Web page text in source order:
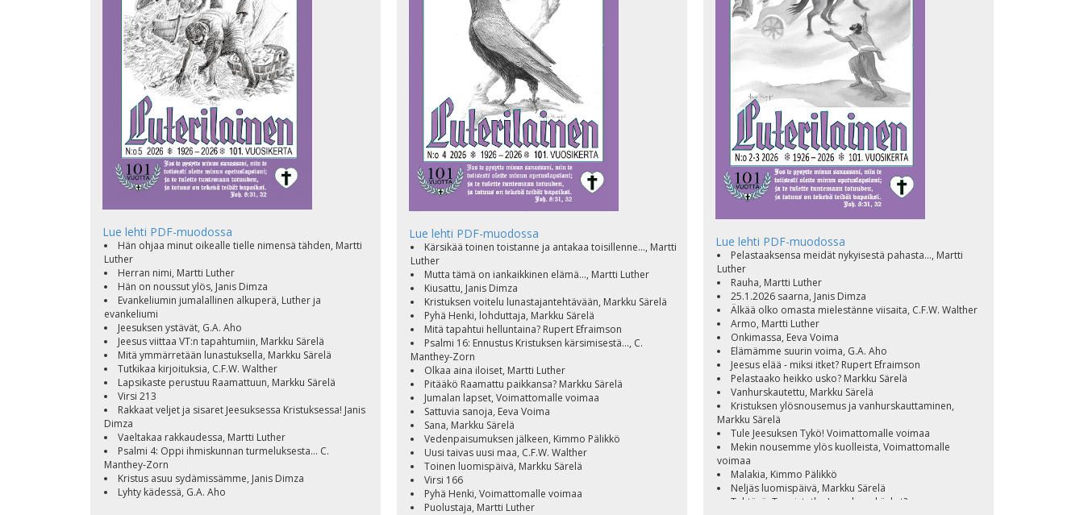
Lue lehti PDF-muodossa
Hän ohjaa minut oikealle tielle nimensä tähden, Martti
Luther
Herran nimi, Martti Luther
Hän on noussut ylös, Janis Dimza
Evankeliumin jumalallinen alkuperä, Luther ja
evankeliumi
Jeesuksen ystävät, G.A. Aho
Jeesus viittaa VT:n tapahtumiin, Markku Särelä
Mitä ymmärretään lunastuksella, Markku Särelä
Tutkikaa kirjoituksia, C.F.W. Walther
Lapsikaste perustuu Raamattuun, Markku Särelä
Virsi 213
Rakkaat veljet ja sisaret Jeesuksessa Kristuksessa! Janis
Dimza
Vaeltakaa rakkaudessa, Martti Luther
Psalmi 4: Oppi ihmiskunnan turmeluksesta... C.
Manthey-Zorn
Kristus asuu sydämissämme, Janis Dimza
Lyhty kädessä, G.A. Aho
Lue lehti PDF-muodossa
Kärsikää toinen toistanne ja antakaa toisillenne..., Martti
Luther
Mutta tämä on iankaikkinen elämä..., Martti Luther
Kiusattu, Janis Dimza
Kristuksen voitelu lunastajantehtävään, Markku Särelä
Pyhä Henki, lohduttaja, Markku Särelä
Mitä tapahtui helluntaina? Rupert Efraimson
Psalmi 16: Ennustus Kristuksen kärsimisestä..., C.
Manthey-Zorn
Olkaa aina iloiset, Martti Luther
Pitääkö Raamattu paikkansa? Markku Särelä
Jumalan lapset, Voimattomalle voimaa
Sattuvia sanoja, Eeva Voima
Sana, Markku Särelä
Vedenpaisumuksen jälkeen, Kimmo Pälikkö
Uusi taivas uusi maa, C.F.W. Walther
Toinen luomispäivä, Markku Särelä
Virsi 166
Pyhä Henki, Voimattomalle voimaa
Puolustaja, Martti Luther
Lue lehti PDF-muodossa
Pelastaaksensa meidät nykyisestä pahasta..., Martti
Luther
Rauha, Martti Luther
25.1.2026 saarna, Janis Dimza
Älkää olko omasta mielestänne viisaita, C.F.W. Walther
Armo, Martti Luther
Onkimassa, Eeva Voima
Elämämme suurin voima, G.A. Aho
Jeesus elää - miksi itket? Rupert Efraimson
Pelastaako heikko usko? Markku Särelä
Vanhurskautettu, Markku Särelä
Kristuksen ylösnousemus ja vanhurskauttaminen,
Markku Särelä
Tule Jeesuksen Tykö! Voimattomalle voimaa
Mekin nousemme ylös kuolleista, Voimattomalle
voimaa
Malakia, Kimmo Pälikkö
Neljäs luomispäivä, Markku Särelä
Tehtävä: Tunnistatko Jeesuksen käskyt?